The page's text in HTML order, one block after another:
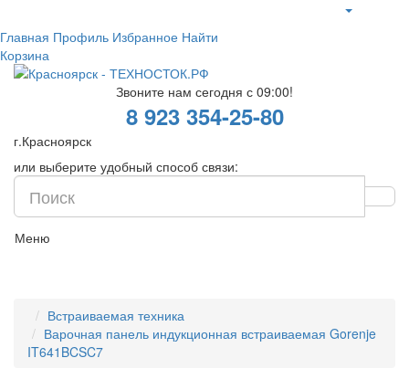
Главная Профиль Избранное Найти
Корзина
Звоните нам сегодня с 09:00!
8 923 354-25-80
г.Красноярск
или выберите удобный способ связи:
Меню
Встраиваемая техника
Варочная панель индукционная встраиваемая Gorenje
IT641BCSC7